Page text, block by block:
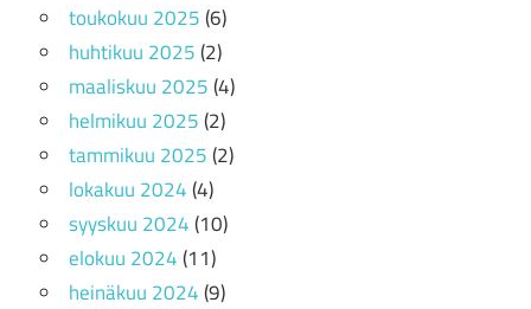
toukokuu 2025(6)
huhtikuu 2025(2)
maaliskuu 2025(4)
helmikuu 2025(2)
tammikuu 2025(2)
lokakuu 2024(4)
syyskuu 2024(10)
elokuu 2024(11)
heinäkuu 2024(9)